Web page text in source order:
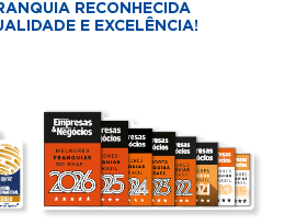
RECONHECIDA
E EXCELÊNCIA!